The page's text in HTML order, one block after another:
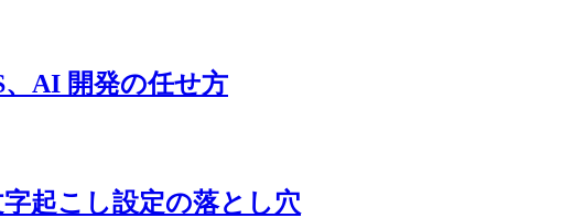
AI 開発の任せ方
字起こし設定の落とし穴